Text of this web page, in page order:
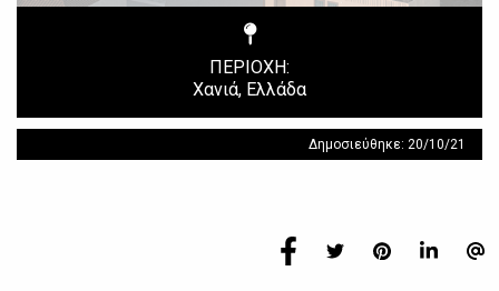
ΠΕΡΙΟΧΗ:
Χανιά, Ελλάδα
Δημοσιεύθηκε: 20/10/21